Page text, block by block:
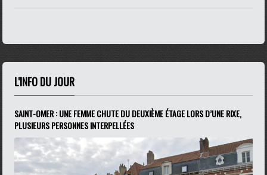
L'INFO DU JOUR
SAINT-OMER : UNE FEMME CHUTE DU DEUXIÈME ÉTAGE LORS D’UNE RIXE,
PLUSIEURS PERSONNES INTERPELLÉES